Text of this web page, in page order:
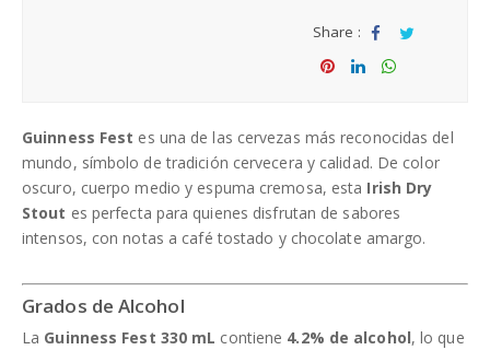
h
li
Share :
Sha Tw
Guinness Fest es una de las cervezas más reconocidas del
mundo, símbolo de tradición cervecera y calidad. De color
oscuro, cuerpo medio y espuma cremosa, esta Irish Dry
Stout es perfecta para quienes disfrutan de sabores
intensos, con notas a café tostado y chocolate amargo.
Grados de Alcohol
La Guinness Fest 330 mL contiene 4.2% de alcohol, lo que